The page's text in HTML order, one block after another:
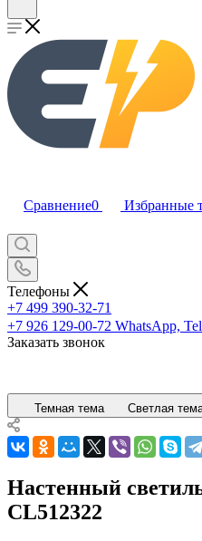
Сравнение0 Избранные
Телефоны
+7 499 390-32-71
+7 926 129-00-72 WhatsApp,
Заказать звонок
Темная тема Светлая
Настенный
CL512322